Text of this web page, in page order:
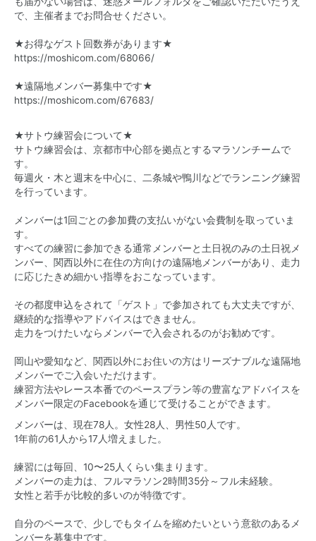
で、主催者までお問合せください。
★お得なゲスト回数券があります★
https://moshicom.com/68066/
★遠隔地メンバー募集中です★
https://moshicom.com/67683/
★サトウ練習会について★
サトウ練習会は、京都市中心部を拠点とするマラソンチームで
す。
毎週火・木と週末を中心に、二条城や鴨川などでランニング練習
を行っています。
メンバーは1回ごとの参加費の支払いがない会費制を取っていま
す。
すべての練習に参加できる通常メンバーと土日祝のみの土日祝メ
ンバー、関西以外に在住の方向けの遠隔地メンバーがあり、走力
に応じたきめ細かい指導をおこなっています。
その都度申込をされて「ゲスト」で参加されても大丈夫ですが、
継続的な指導やアドバイスはできません。
走力をつけたいならメンバーで入会されるのがお勧めです。
岡山や愛知など、関西以外にお住いの方はリーズナブルな遠隔地
メンバーでご入会いただけます。
練習方法やレース本番でのペースプラン等の豊富なアドバイスを
メンバー限定のFacebookを通じて受けることができます。
メンバーは、現在78人。女性28人、男性50人です。
1年前の61人から17人増えました。
練習には毎回、10〜25人くらい集まります。
メンバーの走力は、フルマラソン2時間35分～フル未経験。
女性と若手が比較的多いのが特徴です。
自分のペースで、少しでもタイムを縮めたいという意欲のあるメ
ンバーを募集中です。